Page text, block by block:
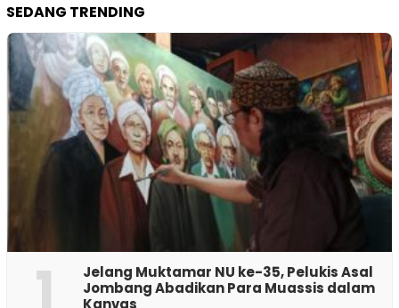
SEDANG TRENDING
1
Jelang Muktamar NU ke-35, Pelukis Asal
Jombang Abadikan Para Muassis dalam
Kanvas